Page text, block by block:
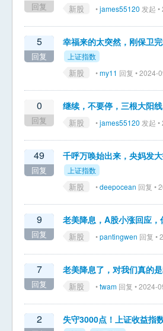
回复 新股 •james55120 发起
5
回复
幸福来的太突然，刚保卫
上证指数
新股 •my11 回复 • 2024-
0
回复
继续，不要停，三根大阳
新股 •james55120 发起
49
回复
千呼万唤始出来，央妈发
上证指数
新股 •deepocean 回复 •
9
回复
老美降息，A股小涨回应，
新股 •pantingwen 回复 •
7
回复
老美降息了，对我们真的
新股 •twam 回复 • 2024-
2 失守3000点！上证收益指